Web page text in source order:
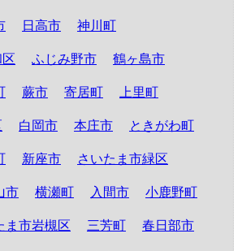
日高市 神川町
ふじみ野市 鶴ヶ島市
蕨市 寄居町 上里町
白岡市 本庄市 ときがわ町
新座市 さいたま市緑区
市 横瀬町 入間市 小鹿野町
ま市岩槻区 三芳町 春日部市